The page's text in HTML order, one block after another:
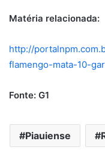
Matéria relacionada:
http://
flamengo-mata-10-
Fonte: G1
Piauiense